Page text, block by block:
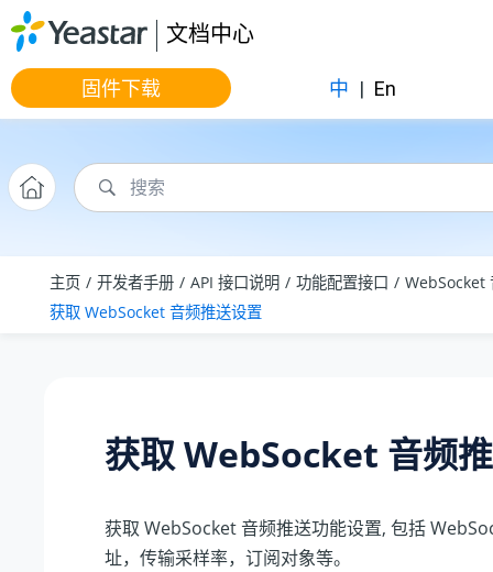
跳转到主要内容
文档中心
固件下载 中 | En
主页 开发者手册 API 接口说明 功能配置接口
WebSocket
获取 WebSocket 音频推送设置
获取 WebSocket 音频
获取 WebSocket 音频推送功能设置, 包括
址，传输采样率，订阅对象等。